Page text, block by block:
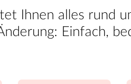
Ihnen alles rund
Einfach,